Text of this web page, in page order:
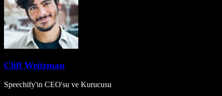
Cliff Weitzman
Speechify'in CEO'su ve Kurucusu